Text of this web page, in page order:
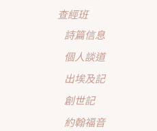
查經班
詩篇信息
個人談道
出埃及記
創世記
約翰福音